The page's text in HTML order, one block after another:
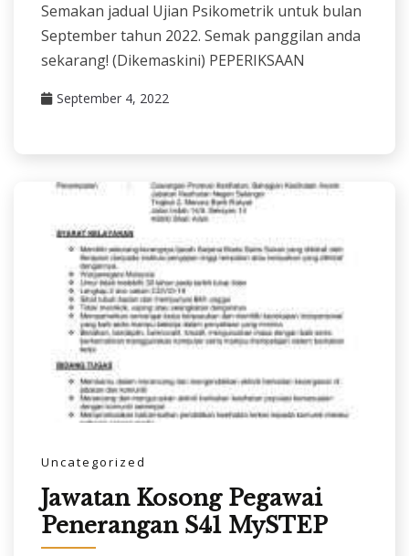
Semakan jadual Ujian Psikometrik untuk bulan
September tahun 2022. Semak panggilan anda
sekarang! (Dikemaskini) PEPERIKSAAN
September 4, 2022
Uncategorized
Jawatan Kosong Pegawai
Penerangan S41 MySTEP